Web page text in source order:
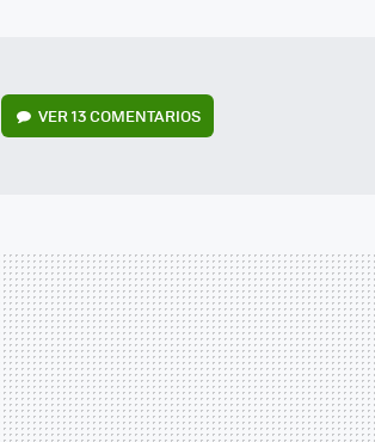
VER13 COMENTARIOS